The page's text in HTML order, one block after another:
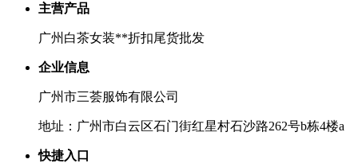
主营产品
广州白茶女装**折扣尾货批发
企业信息
广州市三荟服饰有限公司
地址：广州市白云区石门街红星村石沙路262号b栋4楼a
快捷入口